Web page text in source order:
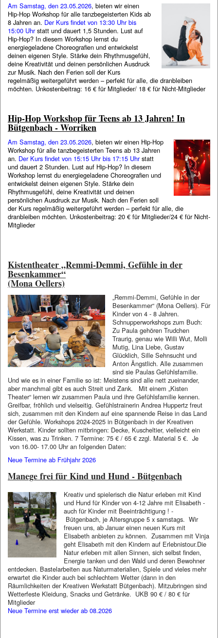
Am Samstag, den 23.05.2026, bieten wir einen
Hip-Hop Workshop für alle tanzbegeisterten Kids ab
8 Jahren an. Der Kurs findet von 13:30 Uhr bis
15:00 Uhrstatt und dauert 1,5 Stunden. Lust auf
Hip-Hop? In diesem Workshop lernst du
energiegeladene Choreografien und entwickelst
deinen eigenen Style. Stärke dein Rhythmusgefühl,
deine Kreativität und deinen persönlichen Ausdruck
zur Musik. Nach den Ferien soll der Kurs
regelmäßig weitergeführt werden – perfekt für alle, die dranbleiben
möchten. Unkostenbeitrag: 16 € für Mitglieder/ 18 € für Nicht-Mitglieder
Hip-Hop Workshop für Teens ab 13 Jahren! In
Bütgenbach - Worriken
Am Samstag, den 23.05.2026, bieten wir einen Hip-Hop
Workshop für alle tanzbegeisterten Teens ab 13 Jahren
an. Der Kurs findet von 15:15 Uhr bis 17:15 Uhrstatt
und dauert 2 Stunden. Lust auf Hip-Hop? In diesem
Workshop lernst du energiegeladene Choreografien und
entwickelst deinen eigenen Style. Stärke dein
Rhythmusgefühl, deine Kreativität und deinen
persönlichen Ausdruck zur Musik. Nach den Ferien soll
der Kurs regelmäßig weitergeführt werden – perfekt für alle, die
dranbleiben möchten. Unkostenbeitrag: 20 € für Mitglieder/24 € für Nicht-
Mitglieder
Kistentheater „Remmi-Demmi, Gefühle in der
Besenkammer“
(Mona Oellers)
„Remmi-Demmi, Gefühle in der
Besenkammer“ (Mona Oellers). Für
Kinder von 4 - 8 Jahren.
Schnupperworkshops zum Buch:
Zu Paula gehören Trudchen
Traurig, genau wie Willi Wut, Molli
Mutig, Lina Liebe, Gustav
Glücklich, Sille Sehnsucht und
Anton Ängstlich. Alle zusammen
sind sie Paulas Gefühlsfamilie.
Und wie es in einer Familie so ist: Meistens sind alle nett zueinander,
aber manchmal gibt es auch Streit und Zank. Mit einem „Kisten
Theater“ lernen wir zusammen Paula und ihre Gefühlsfamilie kennen.
Greifbar, fröhlich und vielseitig. Gefühlstrainerin Andrea Huppertz freut
sich, zusammen mit den Kindern auf eine spannende Reise in das Land
der Gefühle. Workshops 2024-2025 in Bütgenbach in der Kreativen
Werkstatt. Kinder sollten mitbringen: Decke, Kuscheltier, vielleicht ein
Kissen, was zu Trinken. 7 Termine: 75 € / 65 € zzgl. Material 5 €. Je
von 16.00- 17.00 Uhr an folgenden Daten:
Neue Termine ab Frühjahr 2026
Manege frei für Kind und Hund - Bütgenbach
Kreativ und spielerisch die Natur erleben mit Kind
und Hund für Kinder von 4-12 Jahre mit Elisabeth -
auch für Kinder mit Beeinträchtigung ! -
Bütgenbach, je Altersgruppe 5 x samstags. Wir
freuen uns, ab Januar einen neuen Kurs mit
Elisabeth anbieten zu können. Zusammen mit Vinja
geht Elisabeth mit den Kindern auf Erlebnistour.Die
Natur erleben mit allen Sinnen, sich selbst finden,
Energie tanken und den Wald und deren Bewohner
entdecken. Bastelarbeiten aus Naturmaterialien, Spiele und vieles mehr
erwartet die Kinder auch bei schlechtem Wetter (dann in den
Räumlichkeiten der Kreativen Werkstatt Bütgenbach). Mitzubringen sind
Wetterfeste Kleidung, Snacks und Getränke. UKB 90 € / 80 € für
Mitglieder
Neue Termine erst wieder ab 08.2026